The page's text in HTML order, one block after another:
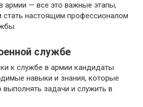
армии — все это важные этапы,
стать настоящим профессионалом
службе
к службе в армии кандидаты
навыки и знания, которые
задачи и служить в